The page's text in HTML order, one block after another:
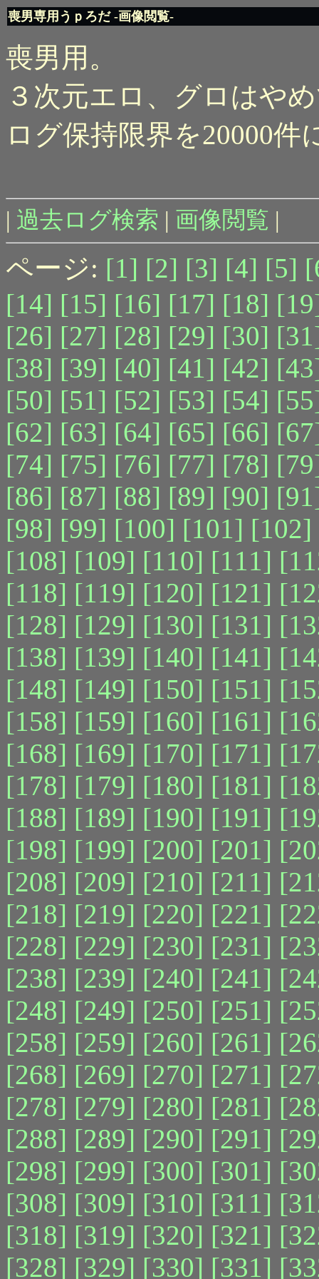
喪男専用うｐろだ -画像閲覧-
喪男用。
３次元エロ、グロはや
ログ保持限界を20000件
| 過去ログ検索 | 画像閲覧 |
ページ: [1] [2] [3] [4] [5]
[14] [15] [16] [17] [18]
[26] [27] [28] [29] [30]
[38] [39] [40] [41] [42]
[50] [51] [52] [53] [54]
[62] [63] [64] [65] [66]
[74] [75] [76] [77] [78]
[86] [87] [88] [89] [90]
[98] [99] [100] [101] [102]
[108] [109] [110] [111]
[118] [119] [120] [121]
[128] [129] [130] [131]
[138] [139] [140] [141]
[148] [149] [150] [151]
[158] [159] [160] [161]
[168] [169] [170] [171]
[178] [179] [180] [181]
[188] [189] [190] [191]
[198] [199] [200] [201]
[208] [209] [210] [211]
[218] [219] [220] [221]
[228] [229] [230] [231]
[238] [239] [240] [241]
[248] [249] [250] [251]
[258] [259] [260] [261]
[268] [269] [270] [271]
[278] [279] [280] [281]
[288] [289] [290] [291]
[298] [299] [300] [301]
[308] [309] [310] [311]
[318] [319] [320] [321]
[328] [329] [330] [331]